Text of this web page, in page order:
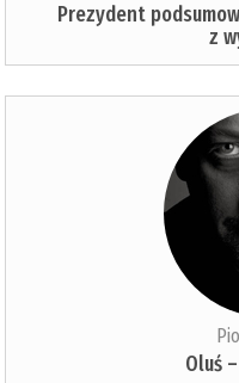
Prezydent
z
Oluś